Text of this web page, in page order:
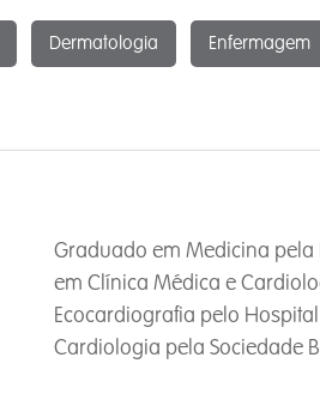
Dermatologia Enfermagem
Graduado em Medicina pela
em Clínica Médica e
Ecocardiografia pelo
Cardiologia pela Sociedade